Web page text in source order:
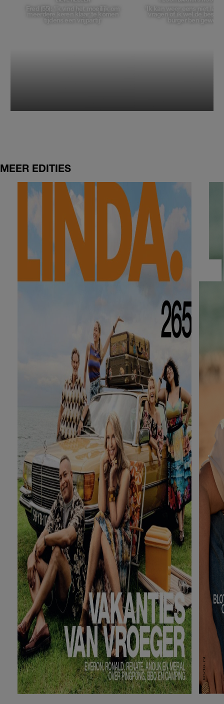
Fred (55): 'Ik vind het moeilijk om
meerdere keren klaar te komen
tijdens een vrijpartij'
'Ik kan weer eens niet
vragen of ik wel de beste,
burger ben
MEER EDITIES